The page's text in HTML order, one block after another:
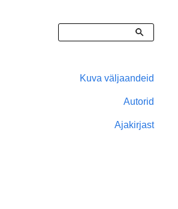
Otsing
Kuva väljaandeid
Autorid
Ajakirjast